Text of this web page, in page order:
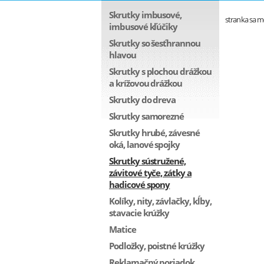
Skrutky imbusové,
imbusové kľúčiky
Skrutky so šesťhrannou
hlavou
Skrutky s plochou drážkou
a krížovou drážkou
Skrutky do dreva
Skrutky samorezné
Skrutky hrubé, závesné
oká, lanové spojky
Skrutky sústružené,
závitové tyče, zátky a
hadicové spony
Kolíky, nity, závlačky, kĺby,
stavacie krúžky
Matice
Podložky, poistné krúžky
stranka sa